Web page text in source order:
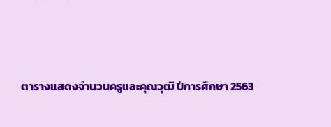
ตารางแสดงจำนวนครูและคุณวุฒิ ปีการศึกษา2563